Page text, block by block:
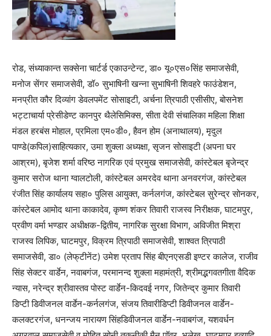
रोड, संध्याकान्त सक्सेना चार्टर्ड एकाउन्टेन्ट, डा० यू०एस०सिंह समाजसेवी,
मनोज सेंगर समाजसेवी, डॉ० सुभाषिनी खन्ना सुभाषिनी शिवहरे फाउंडेशन,
मनप्रीत कौर दिव्यांग डेवलपमेंट सोसाइटी, अर्चना त्रिपाठी एसीसीए, बोसनेश
भट्टाचार्या प्रेसीडेण्ट कानपुर थैलेसिमिक्स, सीता देवी संचालिका महिला शिक्षा
मंडल हरबंस मोहाल, प्रमिला एम०डी०, हैवन होम (अनाथालय), मृदुल
पाण्डे(कपिल)साहित्यकार, उमा शुक्ला अध्यक्षा, सृजन सोसाइटी (अपना घर
आश्रम), बृजेश शर्मा वरिष्ठ नागरिक एवं प्रमुख समाजसेवी, कांस्टेबल बृजेन्द्र
कुमार सरोज थाना ग्वालटोली, कांस्टेबल अमरदेव थाना अनवरगंज, कांस्टेबल
रंजीत सिंह कार्यालय सहा० पुलिस आयुक्त, कर्नलगंज, कांस्टेबल सुरेन्द्र सोनकर,
कांस्टेबल आमोद थाना काकादेव, कृष्ण शंकर तिवारी राजस्व निरीक्षक, घाटमपुर,
प्रवीण वर्मा भण्डार अधीक्षक-द्वितीय, नागरिक सुरक्षा विभाग, अविजीत मिश्रा
राजस्व लिपिक, घाटमपुर, विक्रम त्रिपाठी समाजसेवी, शाश्वत त्रिपाठी
समाजसेवी, डा० (लेफ्‌टीनेंट) उमेश प्रताप सिंह बीएनएसडी इण्टर कालेज, राजीव
सिंह सेक्टर वार्डेन, नवाबगंज, परमानन्द शुक्ला महामंत्री, श्रीमद्भगवतगीता वैदिक
न्यास, नरेन्द्र श्रीवास्तव पोस्ट वार्डेन-किदवई नगर, जितेन्द्र कुमार तिवारी
डिप्टी डिवीजनल वार्डेन-कर्नलगंज, संजय तिवारीडिप्टी डिवीजनल वार्डेन-
कलक्टरगंज, धनन्जय नारायण सिंहडिवीजनल वार्डेन-नवाबगंज, यशवर्धन